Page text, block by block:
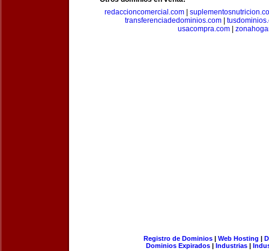
redaccioncomercial.com|
transferenciadedominios.com|
usacompra.com
Registro de Dominios| Web Hosting |
Dominios Expirados | Industrias |